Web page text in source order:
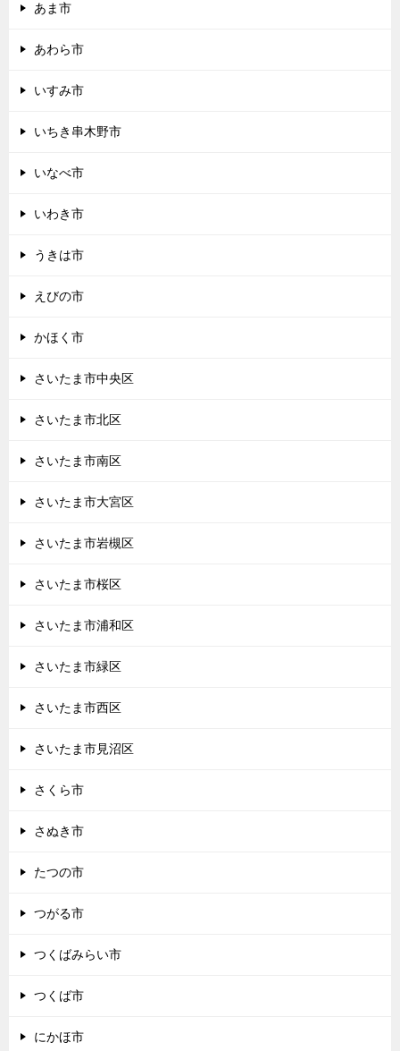
あま市
あわら市
いすみ市
いちき串木野市
いなべ市
いわき市
うきは市
えびの市
かほく市
さいたま市中央区
さいたま市北区
さいたま市南区
さいたま市大宮区
さいたま市岩槻区
さいたま市桜区
さいたま市浦和区
さいたま市緑区
さいたま市西区
さいたま市見沼区
さくら市
さぬき市
たつの市
つがる市
つくばみらい市
つくば市
にかほ市